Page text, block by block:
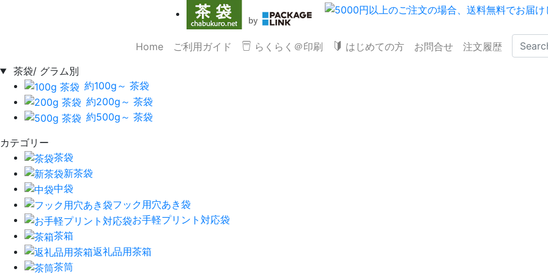
Home ご利用ガイド らくらく＠印刷 はじめての方 お問合せ
注文履歴
茶袋/ グラム別
約100g～ 茶袋
約200g～ 茶袋
約500g～ 茶袋
カテゴリー
茶袋
新茶袋
中袋
フック用穴あき袋
お手軽プリント対応袋
茶箱
返礼品用茶箱
茶筒